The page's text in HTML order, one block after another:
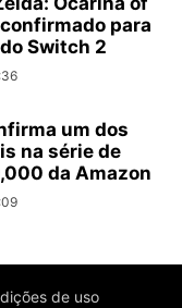
para
Switch 2
um dos
na série de
da Amazon
de uso